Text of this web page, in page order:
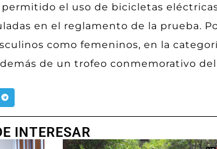
permitido el uso de bicicletas
en el reglamento de la prueba.
como femeninos, en la
de un trofeo conmemorativo
INTERESAR